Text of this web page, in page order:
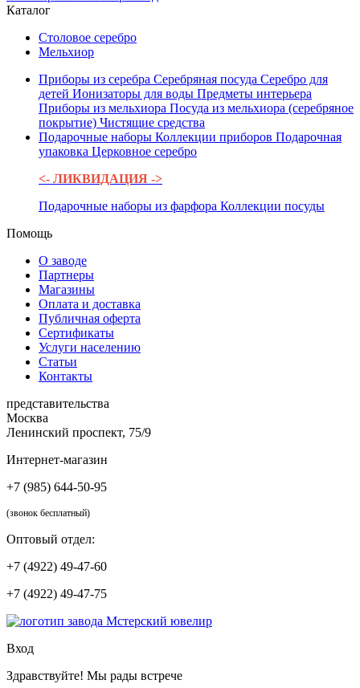
Каталог
Столовое серебро
Мельхиор
Приборы из серебра Серебряная посуда Серебро для
детей Ионизаторы для воды Предметы интерьера
Приборы из мельхиора Посуда из мельхиора (серебряное
покрытие) Чистящие средства
Подарочные наборы Коллекции приборов Подарочная
упаковка Церковное серебро
<- ЛИКВИДАЦИЯ ->
Подарочные наборы из фарфора Коллекции посуды
Помощь
О заводе
Партнеры
Магазины
Оплата и доставка
Публичная оферта
Сертификаты
Услуги населению
Статьи
Контакты
представительства
Москва
Ленинский проспект, 75/9
Интернет-магазин
+7 (985) 644-50-95
(звонок бесплатный)
Оптовый отдел:
+7 (4922) 49-47-60
+7 (4922) 49-47-75
Вход
Здравствуйте! Мы рады встрече